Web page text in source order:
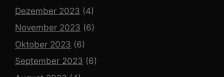
Dezember 2023 (4)
November 2023 (6)
Oktober 2023 (6)
September 2023 (6)